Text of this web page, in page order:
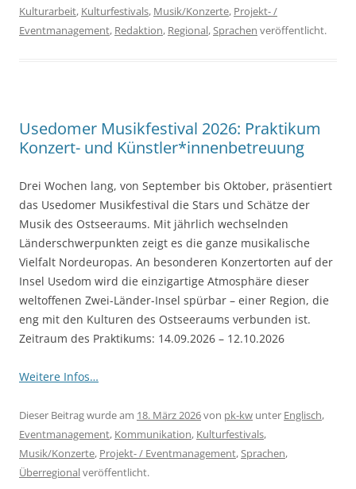
Kulturarbeit, Kulturfestivals, Musik/Konzerte, Projekt- /
Eventmanagement, Redaktion, Regional,Sprachen veröffentlicht.
Usedomer Musikfestival 2026: Praktikum
Konzert- und Künstler*innenbetreuung
Drei Wochen lang, von September bis Oktober, präsentiert
das Usedomer Musikfestival die Stars und Schätze der
Musik des Ostseeraums. Mit jährlich wechselnden
Länderschwerpunkten zeigt es die ganze musikalische
Vielfalt Nordeuropas. An besonderen Konzertorten auf der
Insel Usedom wird die einzigartige Atmosphäre dieser
weltoffenen Zwei-Länder-Insel spürbar – einer Region, die
eng mit den Kulturen des Ostseeraums verbunden ist.
Zeitraum des Praktikums: 14.09.2026 – 12.10.2026
Weitere Infos…
Dieser Beitrag wurde am 18. März 2026von pk-kw unter Englisch,
Eventmanagement, Kommunikation, Kulturfestivals,
Musik/Konzerte, Projekt- / Eventmanagement,Sprachen,
Überregionalveröffentlicht.